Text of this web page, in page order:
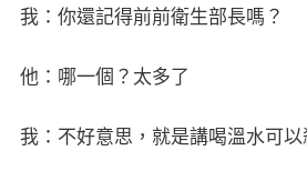
我：你還記得前前衛生部長嗎？
他：哪一個？太多了
我：不好意思，就是講喝溫水可